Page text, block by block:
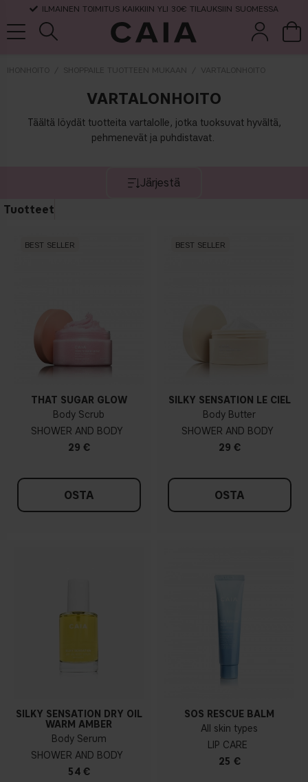
ILMAINEN TOIMITUS KAIKKIIN YLI 30€ TILAUKSIIN SUOMESSA
IHONHOITO SHOPPAILE TUOTTEEN MUKAAN VARTALONHOITO
VARTALONHOITO
Täältä löydät tuotteita vartalolle, jotka tuoksuvat hyvältä,
pehmenevät ja puhdistavat.
Järjestä
Tuotteet
BEST SELLER
THAT SUGAR GLOW
Body Scrub
SHOWER AND BODY
29 €
OSTA
BEST SELLER
SILKY SENSATION LE CIEL
Body Butter
SHOWER AND BODY
29 €
OSTA
SILKY SENSATION DRY OIL
WARM AMBER
Body Serum
SHOWER AND BODY
54 €
SOS RESCUE BALM
All skin types
LIP CARE
25 €
setit
kuivashampo